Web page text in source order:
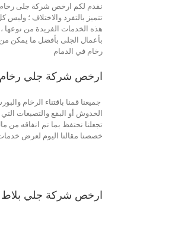
نقدم لكم ارخص شركة جلى رخام
تتميز بالتفرد والاختلاف ؛
هذه الخدمات الفريدة من نوعها
بأعمال الجلى بأفضل ما يمكن
رخام في الدمام
ارخص شركة جلي رخام
جميعنا قمنا باقتناء الرخام
الخدوش أو البقع والتصبغات
تجعلنا نحتفظ بما تم انفاقه من
خصصنا مقالنا اليوم لعرض
ارخص شركة جلي بلاط